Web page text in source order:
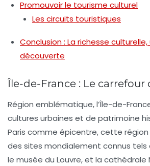
Promouvoir le tourisme culturel
Les circuits touristiques
Conclusion : La richesse
découverte
Île-de-France : Le carrefour
Région emblématique, l’Île-de-
cultures urbaines et de patrimoine
Paris comme épicentre, cette
des sites mondialement connus tels
le musée du Louvre, et la cathédrale